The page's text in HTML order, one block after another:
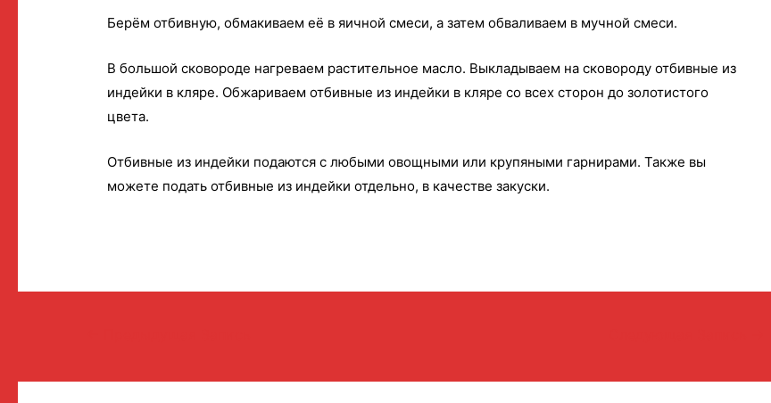
Берём отбивную, обмакиваем её в яичной смеси, а затем обваливаем в мучной смеси.
В большой сковороде нагреваем растительное масло. Выкладываем на сковороду отбивные из
индейки в кляре. Обжариваем отбивные из индейки в кляре со всех сторон до золотистого
цвета.
Отбивные из индейки подаются с любыми овощными или крупяными гарнирами. Также вы
можете подать отбивные из индейки отдельно, в качестве закуски.